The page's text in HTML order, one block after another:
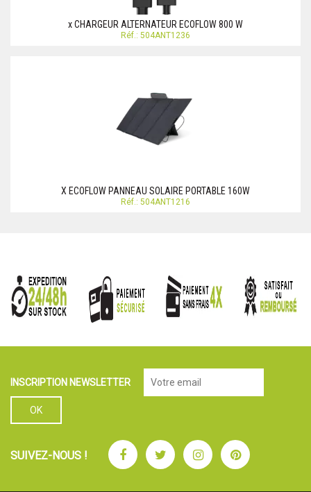
x CHARGEUR ALTERNATEUR ECOFLOW 800 W
Réf.: 504ANT1236
X ECOFLOW PANNEAU SOLAIRE PORTABLE 160W
Réf.: 504ANT1216
INSCRIPTION NEWSLETTER
SUIVEZ-NOUS ! FacebookTwitterInstagramPinterest